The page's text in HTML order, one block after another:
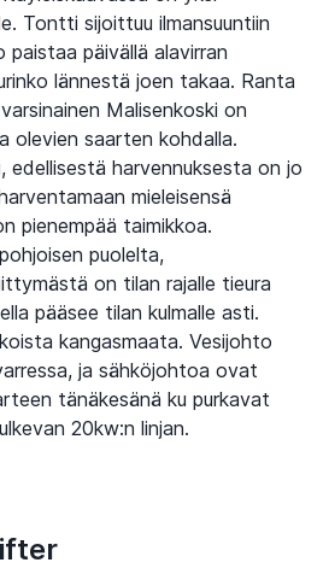
Tontti sijoittuu ilmansuuntiin
paistaa päivällä alavirran
lännestä joen takaa. Ranta
Malisenkoski on
olevien saarten kohdalla.
edellisestä harvennuksesta on jo
mieleisensä
pienempää taimikkoa.
puolelta,
on tilan rajalle tieura
pääsee tilan kulmalle asti.
kangasmaata. Vesijohto
ja sähköjohtoa ovat
tänäkesänä ku purkavat
20kw:n linjan.